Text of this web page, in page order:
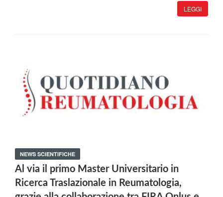
LEGGI
NEWS SCIENTIFICHE
Al via il primo Master Universitario in
Ricerca Traslazionale in Reumatologia,